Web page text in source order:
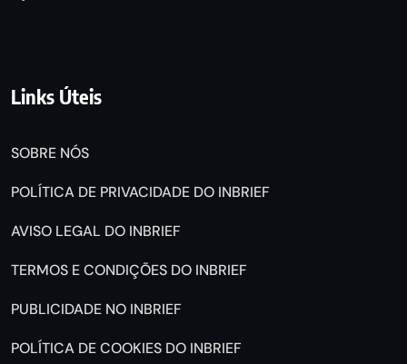
Links Úteis
SOBRE NÓS
POLÍTICA DE PRIVACIDADE DO INBRIEF
AVISO LEGAL DO INBRIEF
TERMOS E CONDIÇÕES DO INBRIEF
PUBLICIDADE NO INBRIEF
POLÍTICA DE COOKIES DO INBRIEF